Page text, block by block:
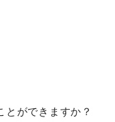
とができますか？